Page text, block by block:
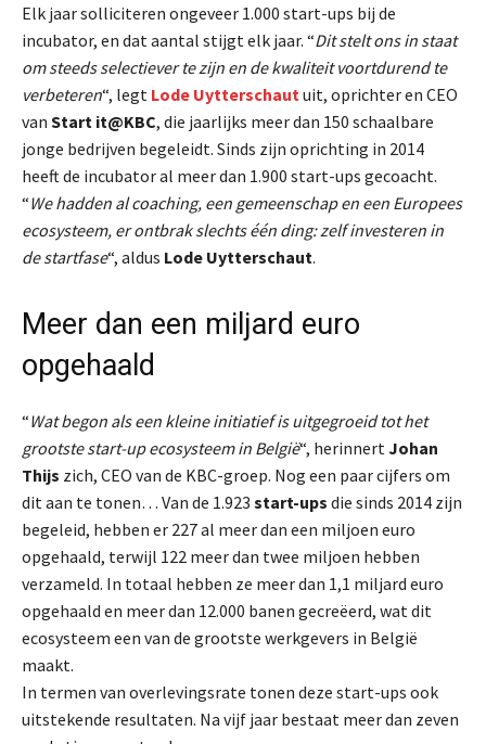
Elk jaar solliciteren ongeveer 1.000 start-ups bij de
incubator, en dat aantal stijgt elk jaar. “Dit stelt ons in staat
om steeds selectiever te zijn en de kwaliteit voortdurend te
verbeteren“, legt Lode Uytterschaut uit, oprichter en CEO
van Start it@KBC, die jaarlijks meer dan 150 schaalbare
jonge bedrijven begeleidt. Sinds zijn oprichting in 2014
heeft de incubator al meer dan 1.900 start-ups gecoacht.
“We hadden al coaching, een gemeenschap en een Europees
ecosysteem, er ontbrak slechts één ding: zelf investeren in
de startfase“, aldus Lode Uytterschaut.
Meer dan een miljard euro
opgehaald
“Wat begon als een kleine initiatief is uitgegroeid tot het
grootste start-up ecosysteem in België“, herinnert Johan
Thijs zich, CEO van de KBC-groep. Nog een paar cijfers om
dit aan te tonen… Van de 1.923 start-ups die sinds 2014 zijn
begeleid, hebben er 227 al meer dan een miljoen euro
opgehaald, terwijl 122 meer dan twee miljoen hebben
verzameld. In totaal hebben ze meer dan 1,1 miljard euro
opgehaald en meer dan 12.000 banen gecreëerd, wat dit
ecosysteem een van de grootste werkgevers in België
maakt.
In termen van overlevingsrate tonen deze start-ups ook
uitstekende resultaten. Na vijf jaar bestaat meer dan zeven